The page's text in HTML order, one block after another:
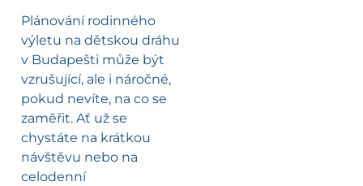
Plánování rodinného
výletu na dětskou dráhu
v Budapešti může být
vzrušující, ale i náročné,
pokud nevíte, na co se
zaměřit. Ať už se
chystáte na krátkou
návštěvu nebo na
celodenní